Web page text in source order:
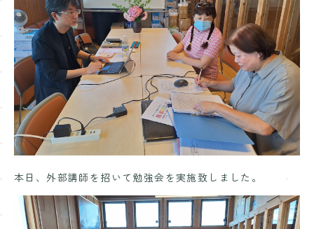
Office
各事業所ご案内
Recruit
採用情報
Contact
お問い合わせ
本日、外部講師を招いて勉強会を実施致しました。